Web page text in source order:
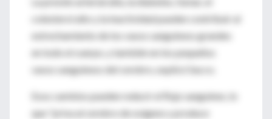
colesterol alto y la inactividad pueden contribuir al
estrechamiento de los vasos sanguíneos grandes
en todo el cuerpo, y también en los pequeños
vasos sanguíneos del cerebro, explicó Sacco.
Esos cambios pueden reducir el flujo sanguíneo, lo
que "priva al cerebro de oxígeno y produce